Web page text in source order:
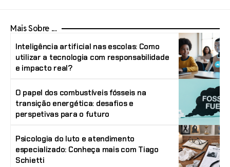
Mais Sobre ...
Inteligência artificial nas escolas: Como
utilizar a tecnologia com responsabilidade
e impacto real?
O papel dos combustíveis fósseis na
transição energética: desafios e
perspetivas para o futuro
Psicologia do luto e atendimento
especializado: Conheça mais com Tiago
Schietti